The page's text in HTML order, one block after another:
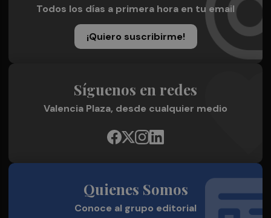
Todos los días a primera hora en tu email
¡Quiero suscribirme!
Síguenos en redes
Valencia Plaza, desde cualquier medio
Quienes Somos
Conoce al grupo editorial